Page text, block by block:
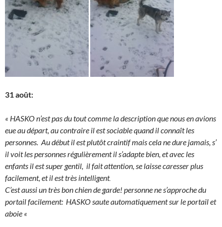
31 août:
« HASKO n’est pas du tout comme la description que nous en avions
eue au départ, au contraire il est sociable quand il connaît les
personnes. Au début il est plutôt craintif mais cela ne dure jamais, s’
il voit les personnes régulièrement il s’adapte bien, et avec les
enfants il est super gentil, il fait attention, se laisse caresser plus
facilement, et il est très intelligent.
C’est aussi un très bon chien de garde! personne ne s’approche du
portail facilement: HASKO saute automatiquement sur le portail et
aboie «